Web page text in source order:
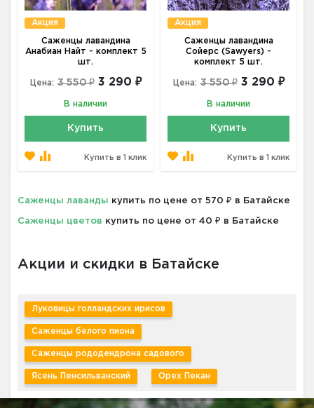
Акция
Саженцы лавандина
Анабиан Найт - комплект 5
шт.
Цена: 3 550 ₽ 3 290 ₽
В наличии
Купить
Купить в 1 клик
Акция
Саженцы лавандина
Сойерс (Sawyers) -
комплект 5 шт.
Цена: 3 550 ₽ 3 290 ₽
В наличии
Купить
Купить в 1 клик
Саженцы лаванды купить по цене от 570 ₽ в Батайске
Саженцы цветов купить по цене от 40 ₽ в Батайске
Акции и скидки в Батайске
Луковицы голландских ирисов
Саженцы белого пиона
Саженцы рододендрона садового
Ясень Пенсильванский Орех Пекан